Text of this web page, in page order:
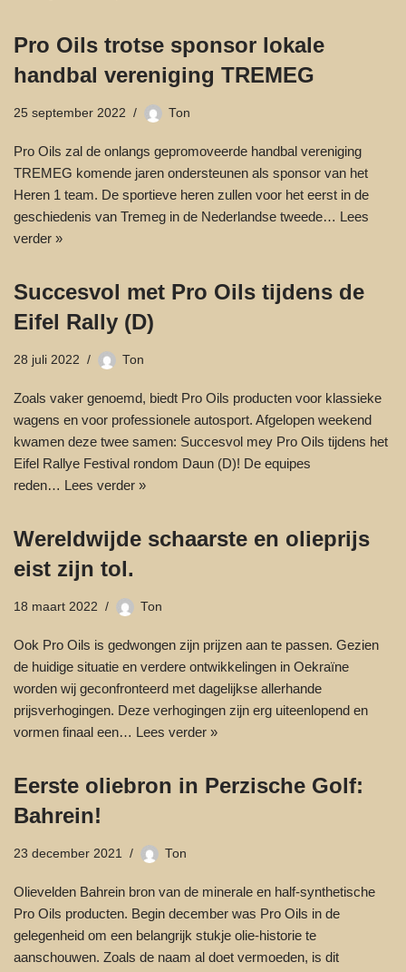
Pro Oils trotse sponsor lokale
handbal vereniging TREMEG
25 september 2022 Ton
Pro Oils zal de onlangs gepromoveerde handbal vereniging
TREMEG komende jaren ondersteunen als sponsor van het
Heren 1 team. De sportieve heren zullen voor het eerst in de
geschiedenis van Tremeg in de Nederlandse tweede… Lees
verder »
Succesvol met Pro Oils tijdens de
Eifel Rally (D)
28 juli 2022 Ton
Zoals vaker genoemd, biedt Pro Oils producten voor klassieke
wagens en voor professionele autosport. Afgelopen weekend
kwamen deze twee samen: Succesvol mey Pro Oils tijdens het
Eifel Rallye Festival rondom Daun (D)! De equipes
reden… Lees verder »
Wereldwijde schaarste en olieprijs
eist zijn tol.
18 maart 2022 Ton
Ook Pro Oils is gedwongen zijn prijzen aan te passen. Gezien
de huidige situatie en verdere ontwikkelingen in Oekraïne
worden wij geconfronteerd met dagelijkse allerhande
prijsverhogingen. Deze verhogingen zijn erg uiteenlopend en
vormen finaal een… Lees verder »
Eerste oliebron in Perzische Golf:
Bahrein!
23 december 2021 Ton
Olievelden Bahrein bron van de minerale en half-synthetische
Pro Oils producten. Begin december was Pro Oils in de
gelegenheid om een belangrijk stukje olie-historie te
aanschouwen. Zoals de naam al doet vermoeden, is dit